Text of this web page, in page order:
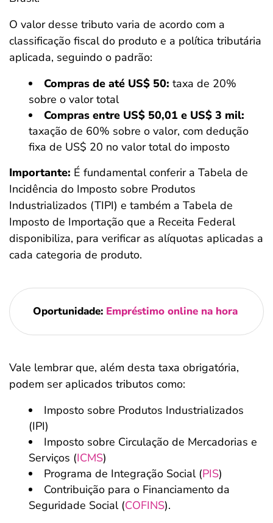
O valor desse tributo varia de acordo com a
classificação fiscal do produto e a política tributária
aplicada, seguindo o padrão:
Compras de até US$ 50: taxa de 20%
sobre o valor total
Compras entre US$ 50,01 e US$ 3 mil:
taxação de 60% sobre o valor, com dedução
fixa de US$ 20 no valor total do imposto
Importante: É fundamental conferir a Tabela de
Incidência do Imposto sobre Produtos
Industrializados (TIPI) e também a Tabela de
Imposto de Importação que a Receita Federal
disponibiliza, para verificar as alíquotas aplicadas a
cada categoria de produto.
Oportunidade: Empréstimo online na hora
Vale lembrar que, além desta taxa obrigatória,
podem ser aplicados tributos como:
Imposto sobre Produtos Industrializados
(IPI)
Imposto sobre Circulação de Mercadorias e
Serviços (ICMS)
Programa de Integração Social (PIS)
Contribuição para o Financiamento da
Seguridade Social (COFINS).